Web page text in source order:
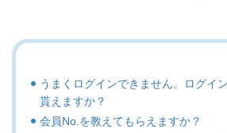
うまくログインできません。ログイ
貰えますか？
会員No.を教えてもらえますか？